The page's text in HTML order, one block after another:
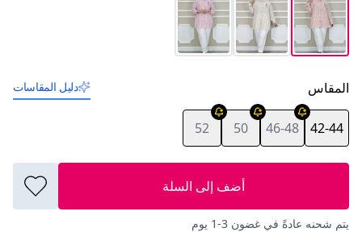
المقاس دليل المقاسات
42-44
46-48
50
52
أضف إلى السلة
يتم شحنه عادةً في غضون 3-1 يوم